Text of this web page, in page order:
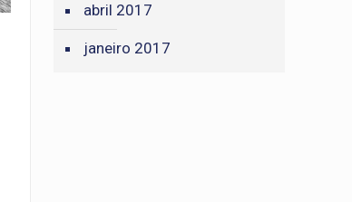
abril 2017
janeiro 2017